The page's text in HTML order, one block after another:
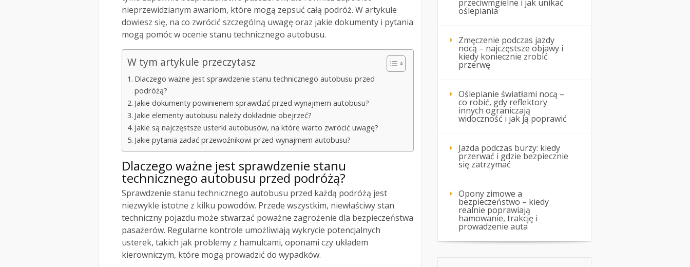
nieprzewidzianym awariom, które mogą zepsuć całą podróż. W artykule
dowiesz się, na co zwrócić szczególną uwagę oraz jakie dokumenty i pytania
mogą pomóc w ocenie stanu technicznego autobusu.
W tym artykule przeczytasz
Dlaczego ważne jest sprawdzenie stanu technicznego autobusu przed
podróżą?
Jakie dokumenty powinienem sprawdzić przed wynajmem autobusu?
Jakie elementy autobusu należy dokładnie obejrzeć?
Jakie są najczęstsze usterki autobusów, na które warto zwrócić uwagę?
Jakie pytania zadać przewoźnikowi przed wynajmem autobusu?
Dlaczego ważne jest sprawdzenie stanu
technicznego autobusu przed podróżą?
Sprawdzenie stanu technicznego autobusu przed każdą podróżą jest
niezwykle istotne z kilku powodów. Przede wszystkim, niewłaściwy stan
techniczny pojazdu może stwarzać poważne zagrożenie dla bezpieczeństwa
pasażerów. Regularne kontrole umożliwiają wykrycie potencjalnych
usterek, takich jak problemy z hamulcami, oponami czy układem
kierowniczym, które mogą prowadzić do wypadków.
przeciwmgielne i jak unikać
oślepiania
Zmęczenie podczas jazdy
nocą – najczęstsze objawy i
kiedy koniecznie zrobić
przerwę
Oślepianie światłami nocą –
co robić, gdy reflektory
innych ograniczają
widoczność i jak ją poprawić
Jazda podczas burzy: kiedy
przerwać i gdzie bezpiecznie
się zatrzymać
Opony zimowe a
bezpieczeństwo – kiedy
realnie poprawiają
hamowanie, trakcję i
prowadzenie auta